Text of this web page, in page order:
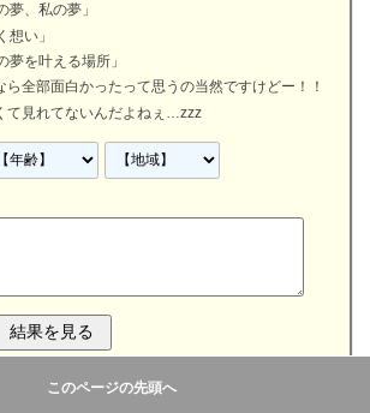
夢、私の夢」
想い」
夢を叶える場所」
ら全部面白かったって思うの当然ですけどー！！
て見れてないんだよねぇ…zzz
このページの先頭へ